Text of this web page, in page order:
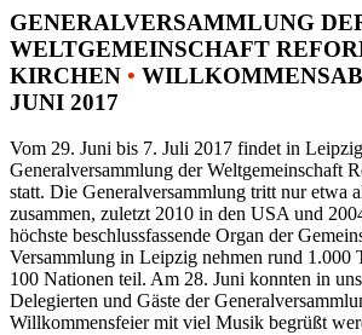
GENERALVERSAMMLUNG
WELTGEMEINSCHAFT
KIRCHEN •
JUNI 2017
Vom 29. Juni bis 7. Juli 2017 findet in
Generalversammlung der Weltgemeinschaft
statt. Die Generalversammlung tritt nur etwa
zusammen, zuletzt 2010 in den USA und
höchste beschlussfassende Organ der
Versammlung in Leipzig nehmen rund 1.000
100 Nationen teil. Am 28. Juni konnten in
Delegierten und Gäste der
Willkommensfeier mit viel Musik begrüßt